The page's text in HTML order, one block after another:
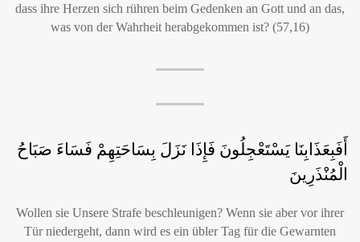
dass ihre Herzen sich rühren beim Gedenken an Gott und an das,
was von der Wahrheit herabgekommen ist? (57,16)
أَفَبِعَذَابِنَا يَسْتَعْجِلُونَ فَإِذَا نَزَلَ بِسَاحَتِهِمْ فَسَاءَ صَبَاحُ
الْمُنْذَرِينَ
Wollen sie Unsere Strafe beschleunigen? Wenn sie aber vor ihrer
Tür niedergeht, dann wird es ein übler Tag für die Gewarnten